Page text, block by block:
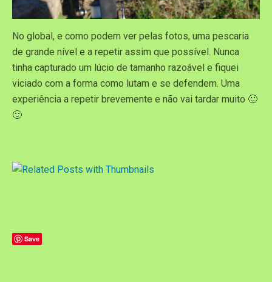
No global, e como podem ver pelas fotos, uma pescaria
de grande nível e a repetir assim que possível. Nunca
tinha capturado um lúcio de tamanho razoável e fiquei
viciado com a forma como lutam e se defendem. Uma
experiência a repetir brevemente e não vai tardar muito 🙂
🙂
Save